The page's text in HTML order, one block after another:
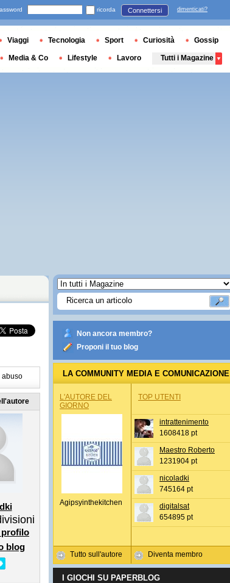
abuso
profilo
blog
Non ancora membro?
Proponi il tuo blog
LA COMMUNITY MEDIA E COMUNICAZIONE
L'AUTORE DEL
GIORNO
Agipsyinthekitchen
Tutto sull'autore
TOP UTENTI
intrattenimento
1608418 pt
Maestro Roberto
1231904 pt
nicoladki
745164 pt
digitalsat
654895 pt
Diventa membro
I GIOCHI SU PAPERBLOG
ricorda Connettersi dimenticati?
Viaggi Tecnologia Sport Curiosità Gossip
Media & Co Lifestyle Lavoro Tutti i Magazine